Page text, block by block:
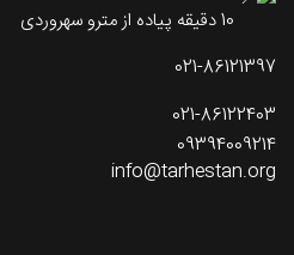
021-86121397
021-86122403
09394009214
info@tarhestan.org